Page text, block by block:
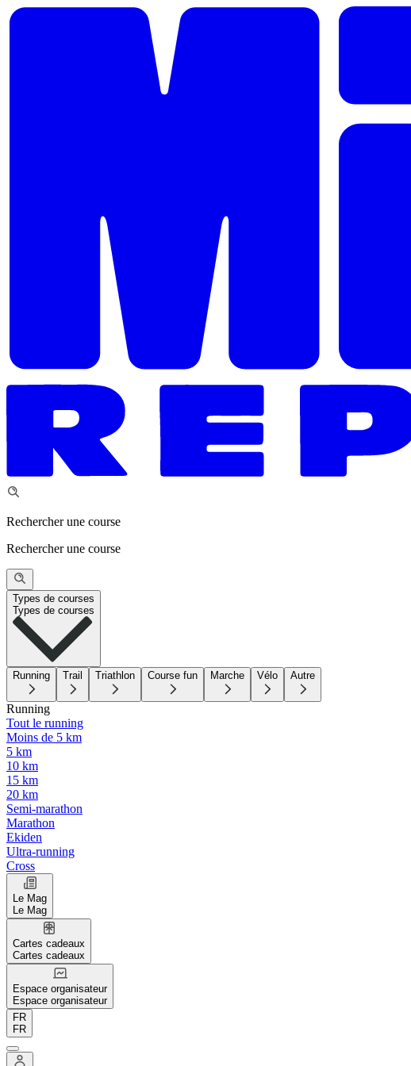
Rechercher une course
Rechercher une course
Types de courses
Types de courses
Running Trail Triathlon Course fun Marche Vélo Autre
Running
Tout le running
Moins de 5 km
5 km
10 km
15 km
20 km
Semi-marathon
Marathon
Ekiden
Ultra-running
Cross
Le Mag
Le Mag
Cartes cadeaux
Cartes cadeaux
Espace organisateur
Espace organisateur
FR
FR